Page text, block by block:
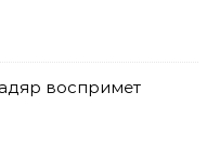
воспримет